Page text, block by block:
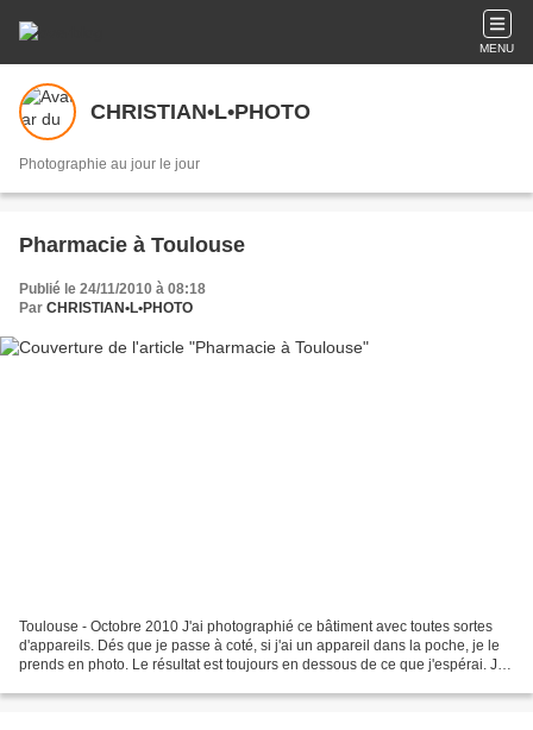
MENU
CHRISTIAN•L•PHOTO
Photographie au jour le jour
Pharmacie à Toulouse
Publié le 24/11/2010 à 08:18
Par CHRISTIAN•L•PHOTO
Toulouse - Octobre 2010 J'ai photographié ce bâtiment avec toutes sortes
d'appareils. Dés que je passe à coté, si j'ai un appareil dans la poche, je le
prends en photo. Le résultat est toujours en dessous de ce que j'espérai. Je